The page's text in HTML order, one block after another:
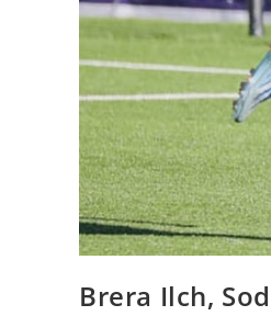
Brera Ilch,